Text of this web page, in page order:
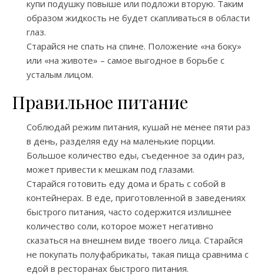
купи подушку повыше или подложи вторую. Таким
образом жидкость не будет скапливаться в области
глаз.
Старайся не спать на спине. Положение «на боку»
или «на животе» – самое выгодное в борьбе с
усталым лицом.
Правильное питание
Соблюдай режим питания, кушай не менее пяти раз
в день, разделяя еду на маленькие порции.
Большое количество еды, съеденное за один раз,
может привести к мешкам под глазами.
Старайся готовить еду дома и брать с собой в
контейнерах. В еде, приготовленной в заведениях
быстрого питания, часто содержится излишнее
количество соли, которое может негативно
сказаться на внешнем виде твоего лица. Старайся
не покупать полуфабрикаты, такая пища сравнима с
едой в ресторанах быстрого питания.